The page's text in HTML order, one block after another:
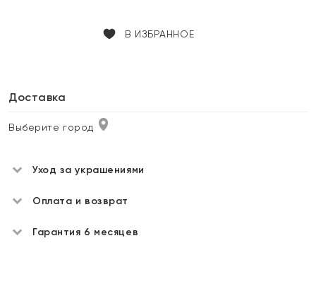
В ИЗБРАННОЕ
Доставка
Выберите город
Уход за украшениями
Оплата и возврат
Гарантия 6 месяцев